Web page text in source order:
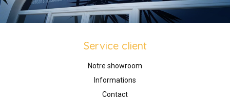
Service client
Notre showroom
Informations
Contact